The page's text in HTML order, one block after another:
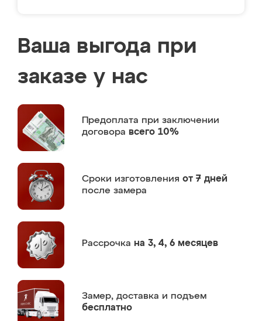
Ваша выгода при
заказе у нас
Предоплата при заключении
договора всего 10%
Сроки изготовления от 7 дней
после замера
Рассрочка на 3, 4, 6 месяцев
Замер, доставка и подъем
бесплатно